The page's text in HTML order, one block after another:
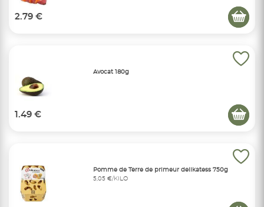
2.79 €
Avocat 180g
1.49 €
Pomme de Terre de primeur delikatess 750g
5,05 €/KILO